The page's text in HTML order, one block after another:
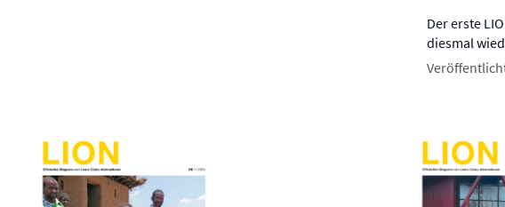
Der erste
diesmal